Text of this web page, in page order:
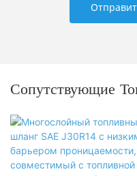
Сопутствующие